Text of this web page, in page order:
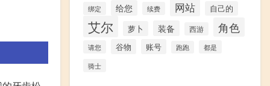
绑定
给您 续费 网站 自己的
艾尔 萝卜 装备 西游 角色
请您 谷物 账号 跑跑
都是
骑士